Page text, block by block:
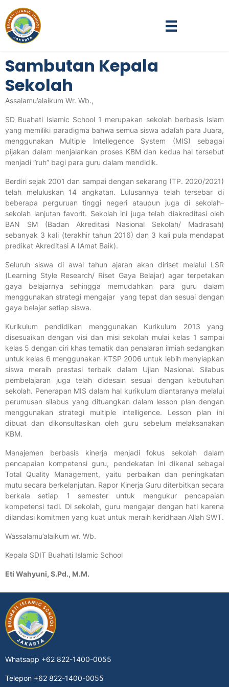
Sambutan Kepala
Sekolah
Assalamu’alaikum Wr. Wb.,
SD Buahati Islamic School 1 merupakan sekolah berbasis Islam
yang memiliki paradigma bahwa semua siswa adalah para Juara,
menggunakan Multiple Intellegence System (MIS) sebagai
pijakan dalam menjalankan proses KBM dan kedua hal tersebut
menjadi “ruh” bagi para guru dalam mendidik.
Berdiri sejak 2001 dan sampai dengan sekarang (TP. 2020/2021)
telah meluluskan 14 angkatan. Lulusannya telah tersebar di
beberapa perguruan tinggi negeri ataupun juga di sekolah-
sekolah lanjutan favorit. Sekolah ini juga telah diakreditasi oleh
BAN SM (Badan Akreditasi Nasional Sekolah/ Madrasah)
sebanyak 3 kali (terakhir tahun 2016) dan 3 kali pula mendapat
predikat Akreditasi A (Amat Baik).
Seluruh siswa di awal tahun ajaran akan diriset melalui LSR
(Learning Style Research/ Riset Gaya Belajar) agar terpetakan
gaya belajarnya sehingga memudahkan para guru dalam
menggunakan strategi mengajar yang tepat dan sesuai dengan
gaya belajar setiap siswa.
Kurikulum pendidikan menggunakan Kurikulum 2013 yang
disesuaikan dengan visi dan misi sekolah mulai kelas 1 sampai
kelas 5 dengan ciri khas tematik dan penalaran ilmiah sedangkan
untuk kelas 6 menggunakan KTSP 2006 untuk lebih menyiapkan
siswa meraih prestasi terbaik dalam Ujian Nasional. Silabus
pembelajaran juga telah didesain sesuai dengan kebutuhan
sekolah. Penerapan MIS dalam hal kurikulum diantaranya melalui
perumusan silabus yang dituangkan dalam lesson plan dengan
menggunakan strategi multiple intelligence. Lesson plan ini
dibuat dan dikonsultasikan oleh guru sebelum melaksanakan
KBM.
Manajemen berbasis kinerja menjadi fokus sekolah dalam
pencapaian kompetensi guru, pendekatan ini dikenal sebagai
Total Quality Management, yaitu perbaikan dan peningkatan
mutu secara berkelanjutan. Rapor Kinerja Guru diterbitkan secara
berkala setiap 1 semester untuk mengukur pencapaian
kompetensi tadi. Di sekolah, guru mengajar dengan hati karena
dilandasi komitmen yang kuat untuk meraih keridhaan Allah SWT.
Wassalamu’alaikum wr. Wb.
Kepala SDIT Buahati Islamic School
Eti Wahyuni, S.Pd., M.M.
Whatsapp +62 822-1400-0055
Telepon +62 822-1400-0055